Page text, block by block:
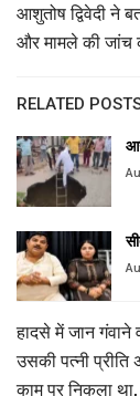
आशुतोष द्विवेदी ने
और मामले की जांच
RELATED
हादसे में जान गंवाने
उसकी पत्नी प्रीति
काम पर निकला